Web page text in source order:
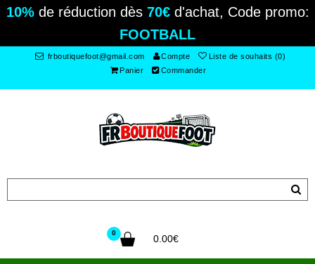
10%de réduction dès 70€d'achat, Code promo:
FOOTBALL
frboutiquefoot@gmail.com Compte
Liste de souhaits (0)
Panier
Commander
0
0.00€